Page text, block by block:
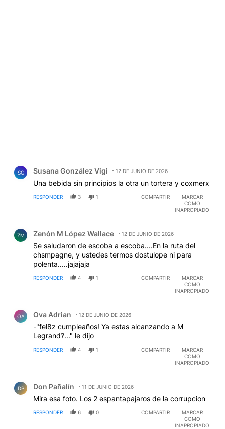
SG Susana González Vigi 12 DE JUNIO DE 2026
Una bebida sin principios la otra un tortera y coxmerx
RESPONDER 3 1 COMPARTIR
MARCAR
COMO
INAPROPIADO
ZM Zenón M López Wallace 12 DE JUNIO DE 2026
Se saludaron de escoba a escoba....En la ruta del
chsmpagne, y ustedes termos dostulope ni para
polenta.....jajajaja
RESPONDER 4 1 COMPARTIR
MARCAR
COMO
INAPROPIADO
OA Ova Adrian 12 DE JUNIO DE 2026
-"fel8z cumpleaños! Ya estas alcanzando a M
Legrand?..." le dijo
RESPONDER 4 1 COMPARTIR
MARCAR
COMO
INAPROPIADO
DP Don Pañalín 11 DE JUNIO DE 2026
Mira esa foto. Los 2 espantapajaros de la corrupcion
RESPONDER 6 0 COMPARTIR
MARCAR
COMO
INAPROPIADO